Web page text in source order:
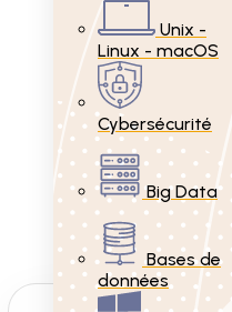
Unix -
Linux - macOS
Cybersécurité
Big Data
Bases de
données